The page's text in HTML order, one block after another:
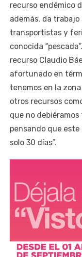
recurso endémico
además, da
transportistas y
conocida
recurso Claudio
afortunado en
tenemos en la
otros recursos
que no
pensando que
solo 30 días”.